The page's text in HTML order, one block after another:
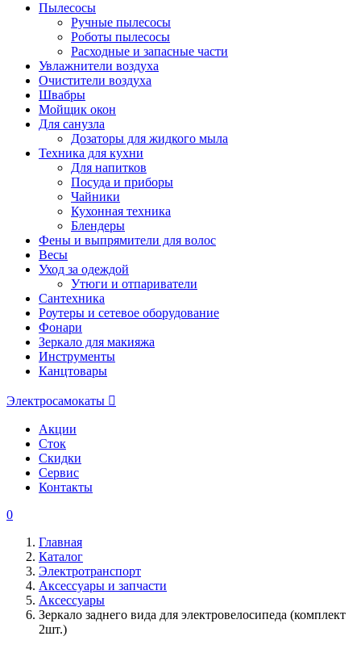
Пылесосы
Ручные пылесосы
Роботы пылесосы
Расходные и запасные части
Увлажнители воздуха
Очистители воздуха
Швабры
Мойщик окон
Для санузла
Дозаторы для жидкого мыла
Техника для кухни
Для напитков
Посуда и приборы
Чайники
Кухонная техника
Блендеры
Фены и выпрямители для волос
Весы
Уход за одеждой
Утюги и отпариватели
Сантехника
Роутеры и сетевое оборудование
Фонари
Зеркало для макияжа
Инструменты
Канцтовары
Электросамокаты
Акции
Сток
Скидки
Сервис
Контакты
0
Главная
Каталог
Электротранспорт
Аксессуары и запчасти
Аксессуары
Зеркало заднего вида для электровелосипеда (комплект
2шт.)